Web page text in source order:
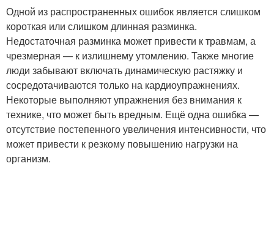
Одной из распространенных ошибок является слишком
короткая или слишком длинная разминка.
Недостаточная разминка может привести к травмам, а
чрезмерная — к излишнему утомлению. Также многие
люди забывают включать динамическую растяжку и
сосредотачиваются только на кардиоупражнениях.
Некоторые выполняют упражнения без внимания к
технике, что может быть вредным. Ещё одна ошибка —
отсутствие постепенного увеличения интенсивности, что
может привести к резкому повышению нагрузки на
организм.